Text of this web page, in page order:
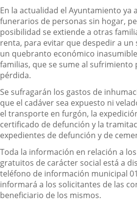
En la actualidad el Ayuntamiento ya
funerarios de personas sin hogar,
posibilidad se extiende a otras
renta, para evitar que despedir a
un quebranto económico
familias, que se sume al sufrimiento
pérdida.
Se sufragarán los gastos de
que el cadáver sea expuesto ni
el transporte en furgón, la
certificado de defunción y la
expedientes de defunción y de
Toda la información en relación a
gratuitos de carácter social está a
teléfono de información municipal
informará a los solicitantes de las
beneficiario de los mismos.